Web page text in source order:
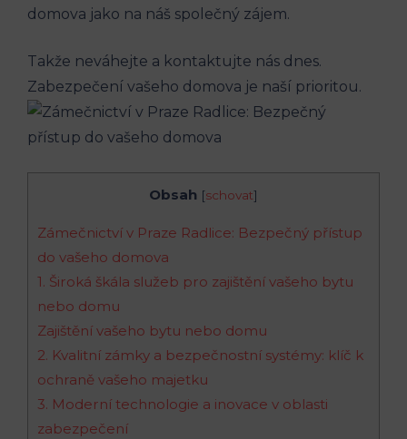
domova jako na náš společný zájem.
Takže neváhejte a kontaktujte nás dnes.
Zabezpečení vašeho domova je naší prioritou.
Obsah [schovat]
Zámečnictví v Praze Radlice: Bezpečný přístup
do vašeho domova
1. Široká škála služeb pro zajištění vašeho bytu
nebo domu
Zajištění vašeho bytu nebo domu
2. Kvalitní zámky a bezpečnostní systémy: klíč k
ochraně vašeho majetku
3. Moderní technologie a inovace v oblasti
zabezpečení